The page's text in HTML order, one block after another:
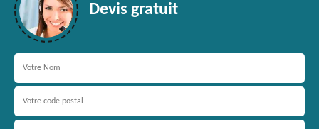
Devis gratuit